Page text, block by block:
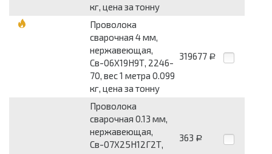
кг, цена за тонну
Проволока
сварочная 4 мм,
нержавеющая,
Св-06Х19Н9Т, 2246-
70, вес 1 метра 0.099
кг, цена за тонну
319677 Р
Проволока
сварочная 0.13 мм,
нержавеющая,
Св-07Х25Н12Г2Т,
363 Р